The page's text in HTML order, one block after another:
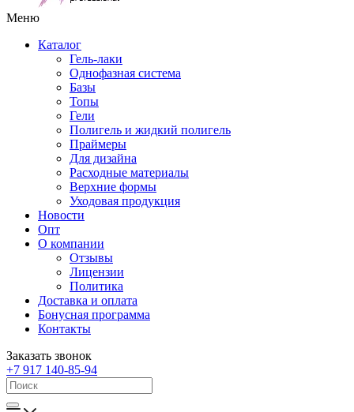
Меню
Каталог
Гель-лаки
Однофазная система
Базы
Топы
Гели
Полигель и жидкий полигель
Праймеры
Для дизайна
Расходные материалы
Верхние формы
Уходовая продукция
Новости
Опт
О компании
Отзывы
Лицензии
Политика
Доставка и оплата
Бонусная программа
Контакты
Заказать звонок
+7 917 140-85-94